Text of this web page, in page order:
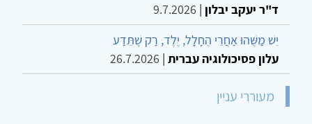
ד"ר יעקב יבלון |
9.7.2026
יֵשׁ מַשֶּׁהוּ אַחֲרֵי הֶחָלָל, יֶלֶד, רַק שֶׁתֵּדַע
עלון פסיכולוגיה עברית |
26.7.2026
מעוררי עניין